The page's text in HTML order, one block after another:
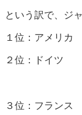
という訳で、ジ
１位：アメリカ
２位：ドイツ
３位：フランス